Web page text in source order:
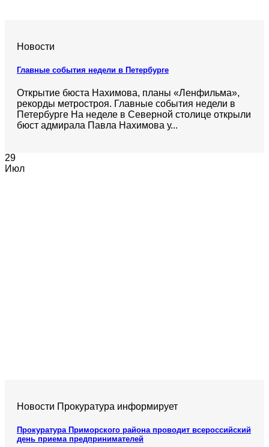
Новости
Главные события недели в Петербурге
Открытие бюста Нахимова, планы «Ленфильма»,
рекорды метростроя. Главные события недели в
Петербурге На неделе в Северной столице открыли
бюст адмирала Павла Нахимова у...
29
Июл
Новости Прокуратура информирует
Прокуратура Приморского района проводит всероссийский
день приема предпринимателей